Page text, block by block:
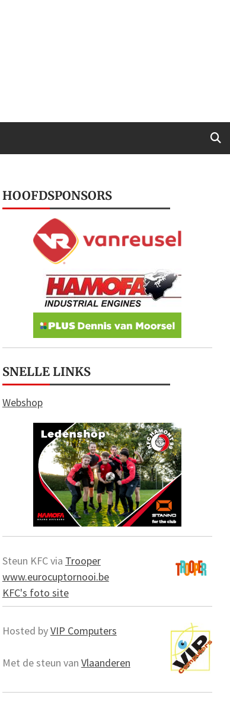
HOOFDSPONSORS
SNELLE LINKS
Webshop
Steun KFC via Trooper
www.eurocuptornooi.be
KFC's foto site
Hosted byVIP Computers
Met de steun van Vlaanderen